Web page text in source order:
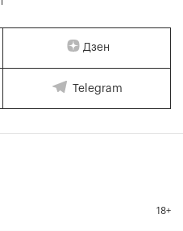
Дзен
Telegram
18+